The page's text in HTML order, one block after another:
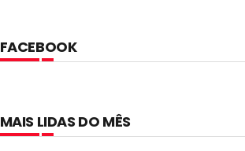
FACEBOOK
MAIS LIDAS DO MÊS